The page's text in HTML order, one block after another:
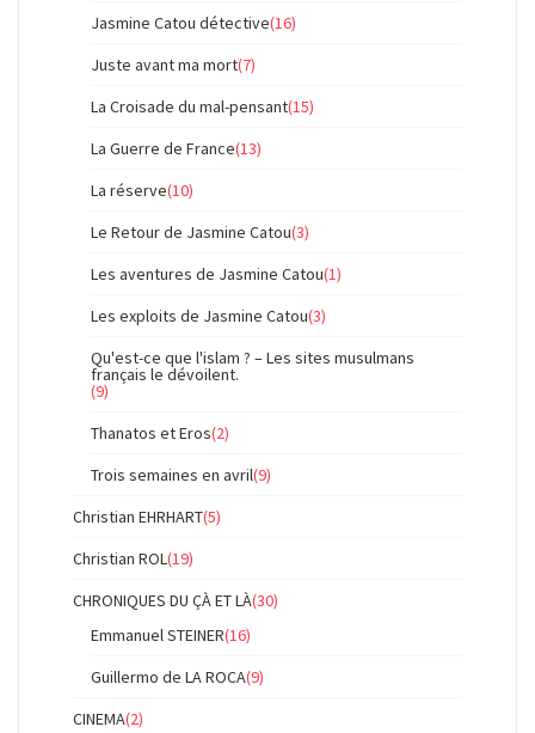
Jasmine Catou détective(16)
Juste avant ma mort(7)
La Croisade du mal-pensant(15)
La Guerre de France(13)
La réserve(10)
Le Retour de Jasmine Catou(3)
Les aventures de Jasmine Catou(1)
Les exploits de Jasmine Catou(3)
Qu'est-ce que l'islam ? – Les sites musulmans
français le dévoilent.
(9)
Thanatos et Eros(2)
Trois semaines en avril(9)
Christian EHRHART(5)
Christian ROL(19)
CHRONIQUES DU ÇÀ ET LÀ(30)
Emmanuel STEINER(16)
Guillermo de LA ROCA(9)
CINEMA(2)